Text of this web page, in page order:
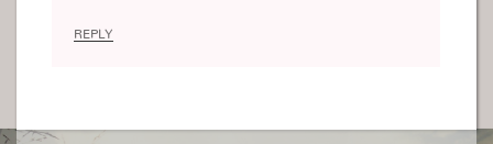
REPLY